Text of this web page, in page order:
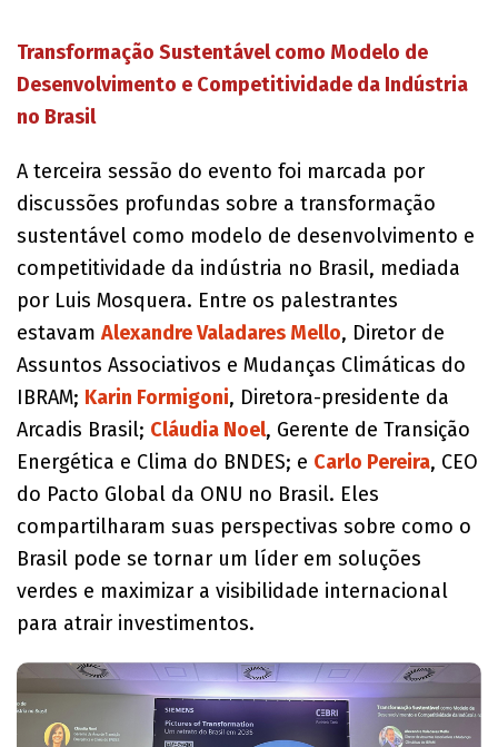
Transformação Sustentável como Modelo de
Desenvolvimento e Competitividade da Indústria
no Brasil
A terceira sessão do evento foi marcada por
discussões profundas sobre a transformação
sustentável como modelo de desenvolvimento e
competitividade da indústria no Brasil, mediada
por Luis Mosquera. Entre os palestrantes
estavam Alexandre Valadares Mello, Diretor de
Assuntos Associativos e Mudanças Climáticas do
IBRAM; Karin Formigoni, Diretora-presidente da
Arcadis Brasil; Cláudia Noel, Gerente de Transição
Energética e Clima do BNDES; e Carlo Pereira, CEO
do Pacto Global da ONU no Brasil. Eles
compartilharam suas perspectivas sobre como o
Brasil pode se tornar um líder em soluções
verdes e maximizar a visibilidade internacional
para atrair investimentos.